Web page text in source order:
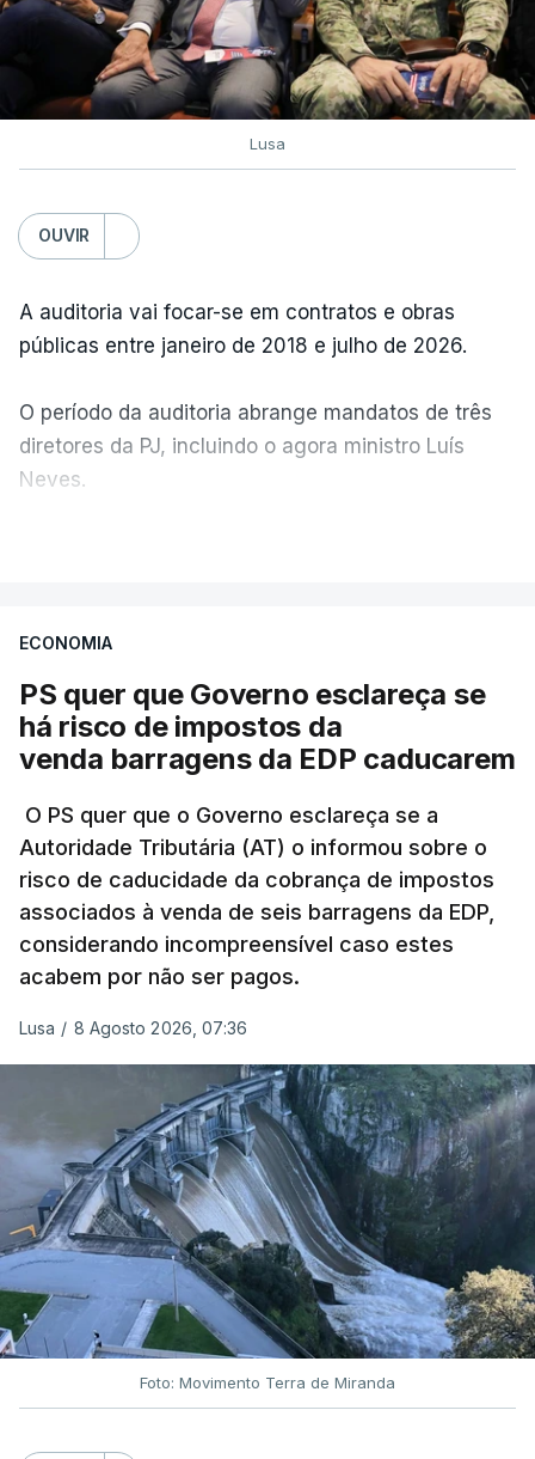
Lusa
OUVIR
A auditoria vai focar-se em contratos e obras
públicas entre janeiro de 2018 e julho de 2026.
O período da auditoria abrange mandatos de três
diretores da PJ, incluindo o agora ministro Luís
Neves.
Não há prazos fixados para a conclusão desta
avaliação à Polícia Judiciária.
Do início da polémica com a revelação de obras a
título pessoal, numa propriedade no Alentejo, feitas
pelo mesmo empreiteiro contratado 17 vezes para
obras na Polícia Judiciária (PJ) até aos últimos dias,
em que até do Governo surgiram ordens para mais
inquéritos e averiguações aos seus mandatos à
frente da polícia criminal, Luís Neves está há
praticamente um mês sem sair do topo das
ARTIGOS RELACIONADOS
Nova polémica com Luís
Neves. Ministro nega
favorecimento a construtora
DST
7 Agosto 2026, 20:28
ECONOMIA
PS quer que Governo esclareça se
há risco de impostos da
venda barragens da EDP caducarem
O PS quer que o Governo esclareça se a
Autoridade Tributária (AT) o informou sobre o
risco de caducidade da cobrança de impostos
associados à venda de seis barragens da EDP,
considerando incompreensível caso estes
acabem por não ser pagos.
Lusa / 8 Agosto 2026, 07:36
Foto: Movimento Terra de Miranda